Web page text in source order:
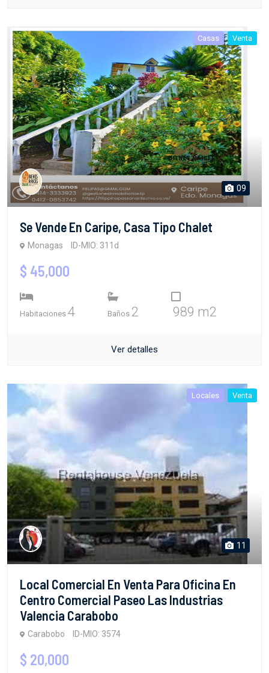
Casas Venta
09
Se Vende En Caripe, Casa Tipo Chalet
Monagas ID-MIO: 311d
$ 45,000
Habitaciones 4 Baños 2 989 m2
Ver detalles
Locales Venta
11
Local Comercial En Venta Para Oficina En
Centro Comercial Paseo Las Industrias
Valencia Carabobo
Carabobo ID-MIO: 3574
$ 20,000